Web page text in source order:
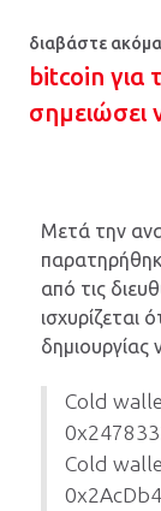
διαβάστε
bitcoin για
σημειώσει
Μετά την
από τις
ισχυρίζεται
Cold
Cold